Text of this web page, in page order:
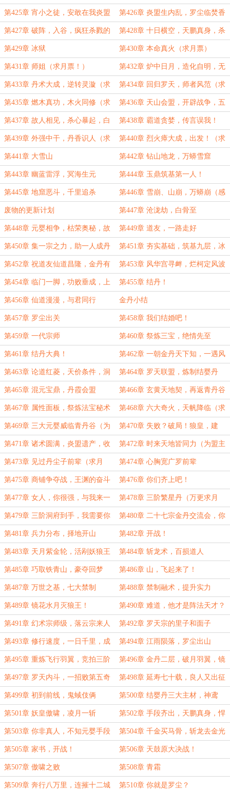
双倍月票！）
第425章 宵小之徒，安敢在我炎盟
作祟！（求月票）
第426章 炎盟生内乱，罗尘临焚香
（求月票！！！）
第427章 破阵，入谷，疯狂杀戮的
罗尘（万字大章求月票！）
第428章 十日横空，天鹏真身，杀
老狗，灭炎盟（猫腻盟主加更）
第429章 冰狱 第430章 本命真火（求月票）
第431章 师姐（求月票！） 第432章 炉中日月，造化自明，无
中生有，龙虎汇聚
第433章 丹术大成，逆转灵漩（求
月票）
第434章 回归罗天，师者风范（求
月票）
第435章 燃木真功，木火同修（求
月票）
第436章 天山会盟，开辟战争，五
十年之期，连云拜帖（求月票！）
第437章 故人相见，杀心暴起，白
夜机缘，结丹灵药（求月票）
第438章 霸道贪婪，传言误我！
（求月票）
第439章 外强中干，丹香识人（求
月票）
第440章 烈火瘴大成，出发！（求
月票！）
第441章 大雪山 第442章 钻山地龙，万蟒雪窟
第443章 幽蓝雷浮，冥海生元 第444章 玉鼎筑基第一人！
第445章 地窟恶斗，千里追杀 第446章 雪崩、山崩，万蟒崩（感
谢猫腻盟主打赏二次加更）
废物的更新计划 第447章 沧泷劫，白骨至
第448章 元婴相争，枯荣奥秘，故
地重游，故人再见
第449章 道友，一路走好
第450章 集一宗之力，助一人成丹 第451章 夯实基础，筑基九层，冰
堡战损，楚魁邀约
第452章 祝道友仙道昌隆，金丹有
成！
第453章 风华宫寻衅，烂柯定风波
第454章 临门一脚，功败垂成，上
宗霸道，唯有结丹！
第455章 结丹！
第456章 仙道漫漫，与君同行 金丹小结
第457章 罗尘出关 第458章 我们结婚吧！
第459章 一代宗师 第460章 祭炼三宝，绝情先至
第461章 结丹大典！ 第462章 一朝金丹天下知，一遇风
云便化龙
第463章 论道红菱，天价条件，洞
房花烛，灵丹作聘
第464章 罗天联盟，炼制结婴丹
第465章 混元宝鼎，丹霞会盟 第466章 玄黄天地契，再返青丹谷
（求月票）
第467章 属性面板，祭炼法宝秘术 第468章 六大奇火，天帆降临（求
月票！）
第469章 三大元婴威临青丹谷（为
就剩一块六盟主加更！）
第470章 失败？破局！狼皇，建
城！（求月票）
第471章 诸术圆满，炎盟遗产，收
获多多，再得杀招！（求月票）
第472章 时来天地皆同力（为盟主
就剩一块六加更！）
第473章 见过丹尘子前辈（求月
票）
第474章 心胸宽广罗前辈
第475章 商铺争夺战，王渊的奋斗 第476章 你们齐上吧！
第477章 女人，你很强，与我来一
场酣畅淋漓的大战吧！（求月票！）
第478章 三阶繁星丹（万更求月
票！）
第479章 三阶洞府到手，我需要你
们的态度！
第480章 二十七宗金丹交流会，你
就是丹尘子？（万更求月票）
第481章 兵力分布，择地开山 第482章 开战！
第483章 天月紫金轮，活剐妖狼王
（求月票！）
第484章 斩龙术，百损道人
第485章 巧取铁青山，豪夺回梦
岭！
第486章 山，飞起来了！
第487章 万世之基，七大禁制 第488章 禁制融术，提升实力
第489章 镜花水月灭狼王！ 第490章 难道，他才是阵法天才？
第491章 幻术宗师级，落云宗来人 第492章 罗天宗的里子和面子
第493章 修行速度，一日千里，成
也体魄，败也体魄！
第494章 江雨陨落，罗尘出山
第495章 重炼飞行羽翼，竞拍三阶
狼王
第496章 金丹二层，破月羽翼，镜
花水月，血泪再现
第497章 罗天内斗，一招败第五奇 第498章 延寿七十载，良人又出征
第499章 初到前线，鬼蜮伎俩 第500章 结婴丹三大主材，神鸢
尾、紫猴花、五行莲台
第501章 妖皇傲啸，凌月一斩 第502章 手段齐出，天鹏真身，悍
然冲撞金狼王！
第503章 你非真人，不知元婴手段 第504章 千金买马骨，斩龙去金光
第505章 家书，开战！ 第506章 天鼓原大决战！
第507章 傲啸之败 第508章 青霜
第509章 奔行八万里，连摧十二城 第510章 你就是罗尘？